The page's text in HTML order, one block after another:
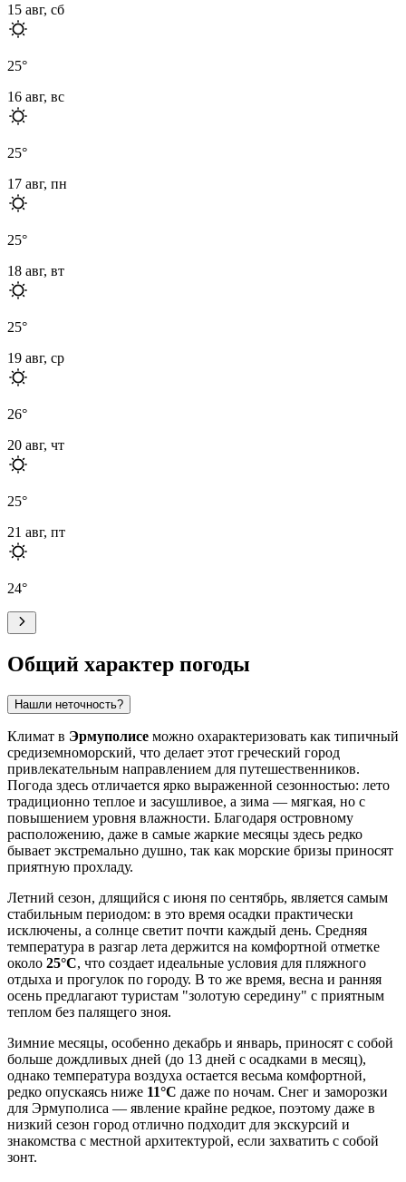
15 авг, сб
25°
16 авг, вс
25°
17 авг, пн
25°
18 авг, вт
25°
19 авг, ср
26°
20 авг, чт
25°
21 авг, пт
24°
Общий характер погоды
Нашли неточность?
Климат в Эрмуполисе можно охарактеризовать как типичный
средиземноморский, что делает этот греческий город
привлекательным направлением для путешественников.
Погода здесь отличается ярко выраженной сезонностью: лето
традиционно теплое и засушливое, а зима — мягкая, но с
повышением уровня влажности. Благодаря островному
расположению, даже в самые жаркие месяцы здесь редко
бывает экстремально душно, так как морские бризы приносят
приятную прохладу.
Летний сезон, длящийся с июня по сентябрь, является самым
стабильным периодом: в это время осадки практически
исключены, а солнце светит почти каждый день. Средняя
температура в разгар лета держится на комфортной отметке
около 25°C, что создает идеальные условия для пляжного
отдыха и прогулок по городу. В то же время, весна и ранняя
осень предлагают туристам "золотую середину" с приятным
теплом без палящего зноя.
Зимние месяцы, особенно декабрь и январь, приносят с собой
больше дождливых дней (до 13 дней с осадками в месяц),
однако температура воздуха остается весьма комфортной,
редко опускаясь ниже 11°C даже по ночам. Снег и заморозки
для Эрмуполиса — явление крайне редкое, поэтому даже в
низкий сезон город отлично подходит для экскурсий и
знакомства с местной архитектурой, если захватить с собой
зонт.